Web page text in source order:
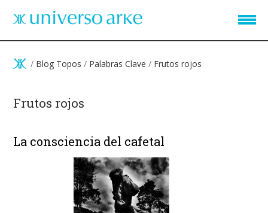
/ Blog Topos / Palabras Clave / Frutos rojos
Frutos rojos
La consciencia del cafetal